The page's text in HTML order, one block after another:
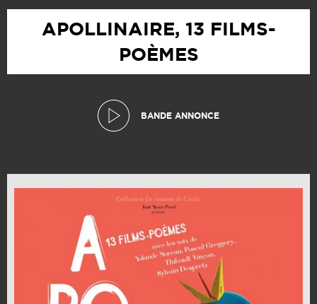
APOLLINAIRE, 13 FILMS-
POÈMES
BANDE ANNONCE